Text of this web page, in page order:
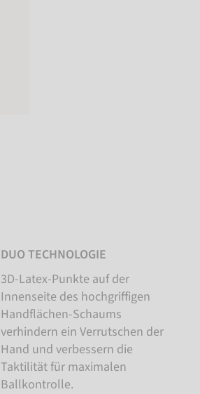
DUO TECHNOLOGIE
3D-Latex-Punkte auf der
Innenseite des hochgriffigen
Handflächen-Schaums
verhindern ein Verrutschen der
Hand und verbessern die
Taktilität für maximalen
Ballkontrolle.